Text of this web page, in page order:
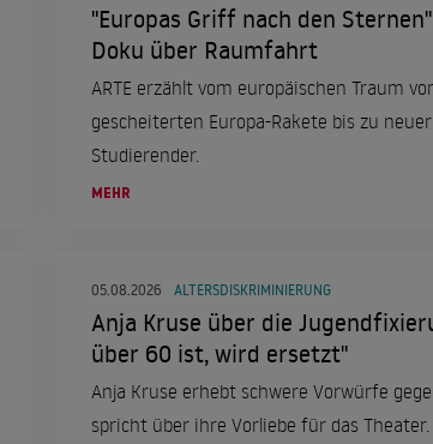
"Europas Griff nach den
Doku über Raumfahrt
ARTE erzählt vom europäischen Traum
gescheiterten Europa-Rakete bis zu
Studierender.
MEHR
05.08.2026 ALTERSDISKRIMINIERUNG
Anja Kruse über die
über 60 ist, wird ersetzt"
Anja Kruse erhebt schwere Vorwürfe
spricht über ihre Vorliebe für das